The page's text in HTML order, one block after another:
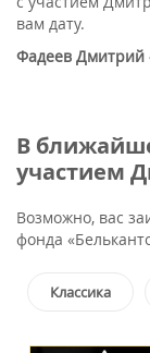
вам дату.
Фадеев Дмитрий
В
участием
Возможно, вас
фонда
Классика